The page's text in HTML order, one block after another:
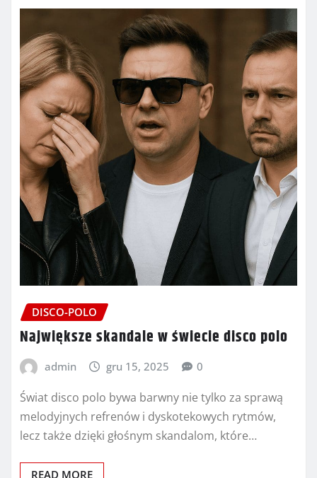
DISCO-POLO
Największe skandale w świecie disco polo
admin gru 15, 2025 0
Świat disco polo bywa barwny nie tylko za sprawą
melodyjnych refrenów i dyskotekowych rytmów,
lecz także dzięki głośnym skandalom, które…
READ MORE